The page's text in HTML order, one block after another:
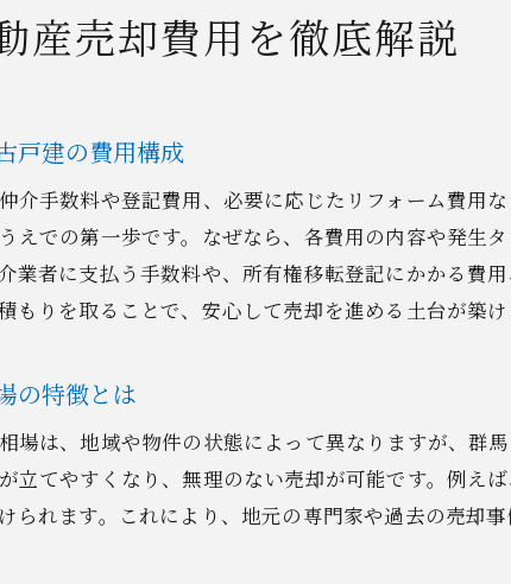
次の手続き内容理解へつな
手続きに必要な費用や流れを知
不動産売却の流れを円滑に
手続き費用の見積もりとト
内訳把握で次の費用詳細へ
仲介手数料や登記費用の計
不動産売却時の諸費用と節
見落としがちな中古戸建売
産売却費用を徹底解説
戸建の費用構成
介手数料や登記費用、必要に応じたリフォーム費用
えでの第一歩です。なぜなら、各費用の内容や発生
業者に支払う手数料や、所有権移転登記にかかる費
もりを取ることで、安心して売却を進める土台が築け
の特徴とは
場は、地域や物件の状態によって異なりますが、群
立てやすくなり、無理のない売却が可能です。例え
られます。これにより、地元の専門家や過去の売却